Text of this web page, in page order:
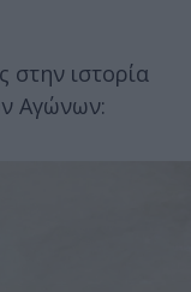
στην ιστορία
Αγώνων: